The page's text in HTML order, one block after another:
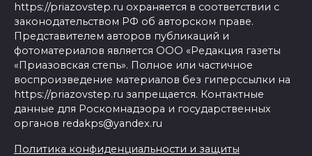
https://priazovstep.ru охраняется в соответствии с
законодательством РФ об авторском праве.
Представителем авторов публикаций и
фотоматериалов является ООО «Редакция газеты
«Приазовская степь». Полное или частичное
воспроизведение материалов без гиперссылки на
https://priazovstep.ru запрещается. Контактные
данные для Роскомнадзора и государственных
органов redakps@yandex.ru
Политика конфиденциальности и защиты